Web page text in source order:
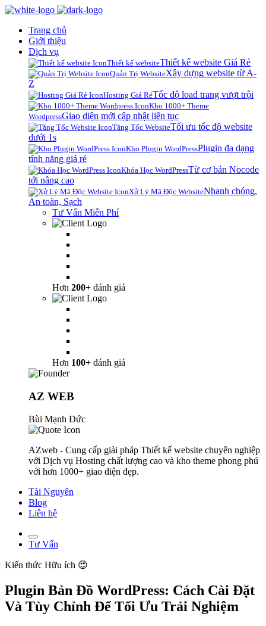
Trang chủ
Giới thiệu
Dịch vụ
Thiết kế websiteThiết kế website Giá Rẻ
Quản Trị WebsiteXây dựng website từ A-
Z
Hosting Giá RẻTốc độ load trang vượt trội
Kho 1000+ Theme
WordpressGiao diện mới cập nhật liên tục
Tăng Tốc WebsiteTối ưu tốc độ website
dưới 1s
Kho Plugin WordPressPlugin đa dạng
tính năng giá rẻ
Khóa Học WordPressTừ cơ bản Nocode
tới nâng cao
Xử Lý Mã Độc WebsiteNhanh chóng,
An toàn, Sạch
Tư Vấn Miễn Phí
Hơn 200+ đánh giá
Hơn 100+ đánh giá
AZ WEB
Bùi Mạnh Đức
AZweb - Cung cấp giải pháp Thiết kế website chuyên nghiệp
với Dịch vụ Hosting chất lượng cao và kho theme phong phú
với hơn 1000+ giao diện đẹp.
Tài Nguyên
Blog
Liên hệ
Tư Vấn
Kiến thức Hữu ích 😍
Plugin Bản Đồ WordPress: Cách Cài Đặt
Và Tùy Chỉnh Để Tối Ưu Trải Nghiệm